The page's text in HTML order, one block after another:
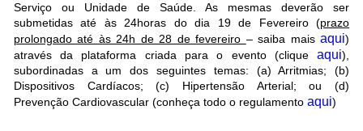
Serviço ou Unidade de Saúde. As mesmas deverão ser
submetidas até às 24horas do dia 19 de Fevereiro (prazo
prolongado até às 24h de 28 de fevereiro – saiba maisaqui)
através da plataforma criada para o evento (cliqueaqui),
subordinadas a um dos seguintes temas: (a) Arritmias; (b)
Dispositivos Cardíacos; (c) Hipertensão Arterial; ou (d)
Prevenção Cardiovascular (conheça todo o regulamento aqui)